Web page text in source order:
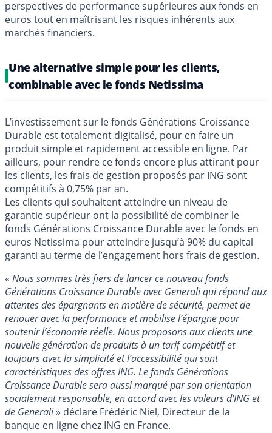
perspectives de performance supérieures aux fonds en
euros tout en maîtrisant les risques inhérents aux
marchés financiers.
Une alternative simple pour les clients,
combinable avec le fonds Netissima
L’investissement sur le fonds Générations Croissance
Durable est totalement digitalisé, pour en faire un
produit simple et rapidement accessible en ligne. Par
ailleurs, pour rendre ce fonds encore plus attirant pour
les clients, les frais de gestion proposés par ING sont
compétitifs à 0,75% par an.
Les clients qui souhaitent atteindre un niveau de
garantie supérieur ont la possibilité de combiner le
fonds Générations Croissance Durable avec le fonds en
euros Netissima pour atteindre jusqu’à 90% du capital
garanti au terme de l’engagement hors frais de gestion.
« Nous sommes très fiers de lancer ce nouveau fonds
Générations Croissance Durable avec Generali qui répond aux
attentes des épargnants en matière de sécurité, permet de
renouer avec la performance et mobilise l’épargne pour
soutenir l’économie réelle. Nous proposons aux clients une
nouvelle génération de produits à un tarif compétitif et
toujours avec la simplicité et l’accessibilité qui sont
caractéristiques des offres ING. Le fonds Générations
Croissance Durable sera aussi marqué par son orientation
socialement responsable, en accord avec les valeurs d’ING et
de Generali» déclare Frédéric Niel, Directeur de la
banque en ligne chez ING en France.